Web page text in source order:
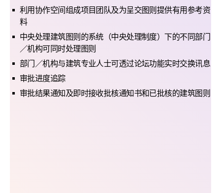
利用协作空间组成项目团队及为呈交图则提供有用参考资
料
中央处理建筑图则的系统（中央处理制度）下的不同部门
／机构可同时处理图则
部门／机构与建筑专业人士可透过论坛功能实时交换讯息
审批进度追踪
审批结果通知及即时接收批核通知书和已批核的建筑图则